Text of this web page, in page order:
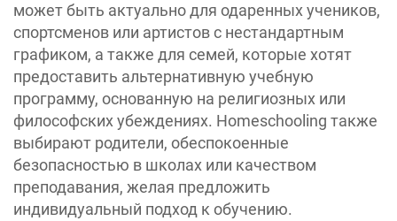
может быть актуально для одаренных учеников,
спортсменов или артистов с нестандартным
графиком, а также для семей, которые хотят
предоставить альтернативную учебную
программу, основанную на религиозных или
философских убеждениях. Homeschooling также
выбирают родители, обеспокоенные
безопасностью в школах или качеством
преподавания, желая предложить
индивидуальный подход к обучению.